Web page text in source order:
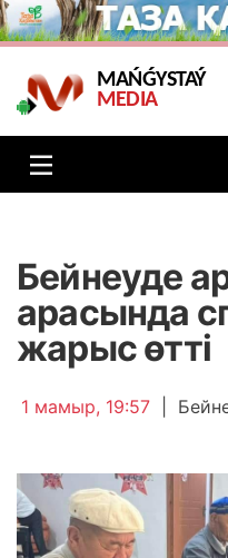
MAŃǴYSTAÝ
MEDIA
Бейнеуде
арасында
жарыс өтті
1 мамыр, 19:57